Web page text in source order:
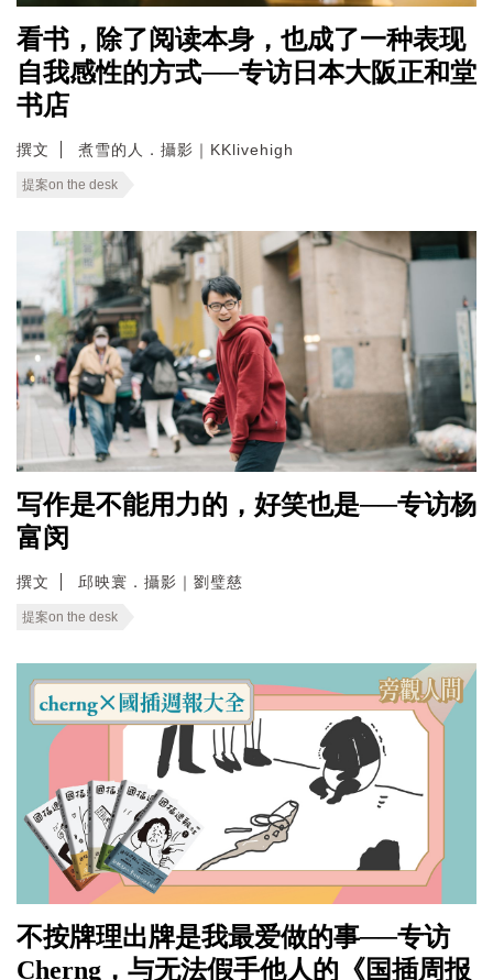
看书，除了阅读本身，也成了一种表现
自我感性的方式──专访日本大阪正和堂
书店
撰文 煮雪的人．攝影｜KKlivehigh
提案on the desk
写作是不能用力的，好笑也是──专访杨
富闵
撰文 邱映寰．攝影｜劉璧慈
提案on the desk
不按牌理出牌是我最爱做的事──专访
Cherng，与无法假手他人的《国插周报